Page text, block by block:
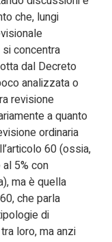
che, lungi
concentra
dal Decreto
analizzata o
revisione
a quanto
ordinaria
60 (ossia,
5% con
ma è quella
che parla
di
loro, ma anzi